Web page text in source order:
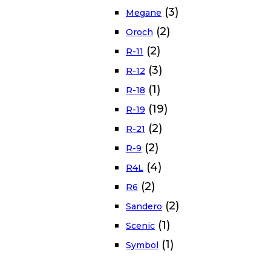
Megane (3)
Oroch (2)
R-11 (2)
R-12 (3)
R-18 (1)
R-19 (19)
R-21 (2)
R-9 (2)
R4L (4)
R6 (2)
Sandero (2)
Scenic (1)
Symbol (1)